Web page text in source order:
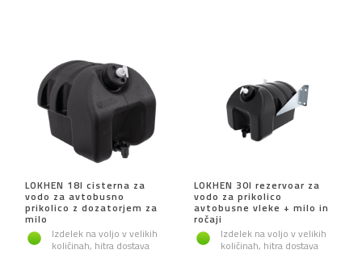
LOKHEN 18l cisterna za
vodo za avtobusno
prikolico z dozatorjem za
milo
Izdelek na voljo v velikih
količinah, hitra dostava
LOKHEN 30l rezervoar za
vodo za prikolico
avtobusne vleke + milo in
ročaji
Izdelek na voljo v velikih
količinah, hitra dostava